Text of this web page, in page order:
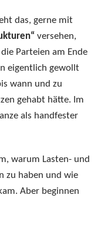
das, gerne mit
versehen,
Parteien am Ende
eigentlich gewollt
wann und zu
gehabt hätte. Im
als handfester
warum Lasten- und
zu haben und wie
Aber beginnen